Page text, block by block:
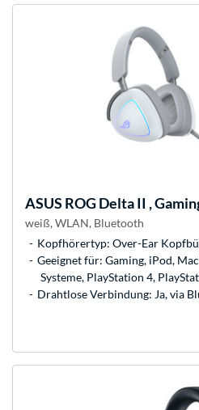
ASUS ROG Delta II ,
weiß, WLAN, Bluetooth
Kopfhörertyp: Over-Ear
Geeignet für: Gaming, iPod,
Systeme, PlayStation 4,
Drahtlose Verbindung: Ja, via